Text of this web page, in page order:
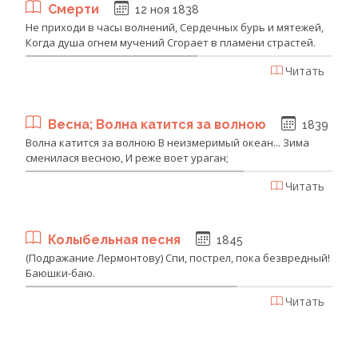
Смерти 12 ноя 1838
Не приходи в часы волнений, Сердечных бурь и мятежей,
Когда душа огнем мучений Сгорает в пламени страстей.
Читать
Весна; Волна катится за волною 1839
Волна катится за волною В неизмеримый океан... Зима
сменилася весною, И реже воет ураган;
Читать
Колыбельная песня 1845
(Подражание Лермонтову) Спи, пострел, пока безвредный!
Баюшки-баю.
Читать